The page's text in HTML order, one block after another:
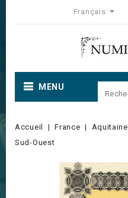
Français
MENU
Accueil France Aquitaine
Sud-Ouest